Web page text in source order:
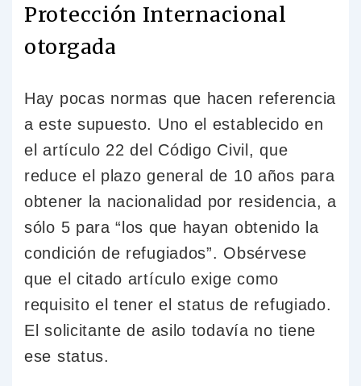
Protección Internacional
otorgada
Hay pocas normas que hacen referencia
a este supuesto. Uno el establecido en
el artículo 22 del Código Civil, que
reduce el plazo general de 10 años para
obtener la nacionalidad por residencia, a
sólo 5 para “los que hayan obtenido la
condición de refugiados”. Obsérvese
que el citado artículo exige como
requisito el tener el status de refugiado.
El solicitante de asilo todavía no tiene
ese status.